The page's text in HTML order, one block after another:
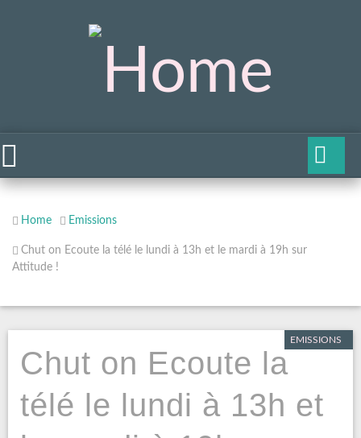
Home Emissions
Chut on Ecoute la télé le lundi à 13h et le mardi à 19h sur
Attitude !
EMISSIONS
Chut on Ecoute la
télé le lundi à 13h et